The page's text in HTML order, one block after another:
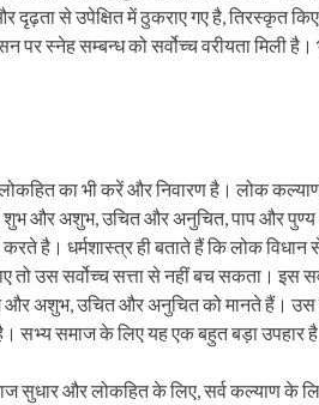
दृढ़ता से उपेक्षित में ठुकराए गए है, तिरस्कृत
पर स्नेह सम्बन्ध को सर्वोच्च वरीयता मिली
का भी करें और निवारण है। लोक
शुभ और अशुभ, उचित और अनुचित, पाप और
करते है। धर्मशास्त्र ही बताते हैं कि लोक
तो उस सर्वोच्च सत्ता से नहीं बच सकता। इस
अशुभ, उचित और अनुचित को मानते हैं। उस
सभ्य समाज के लिए यह एक बहुत बड़ा उपहार
समाज सुधार और लोकहित के लिए, सर्व कल्याण